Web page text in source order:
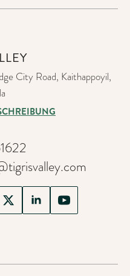
City Road, Kaithappoyil,